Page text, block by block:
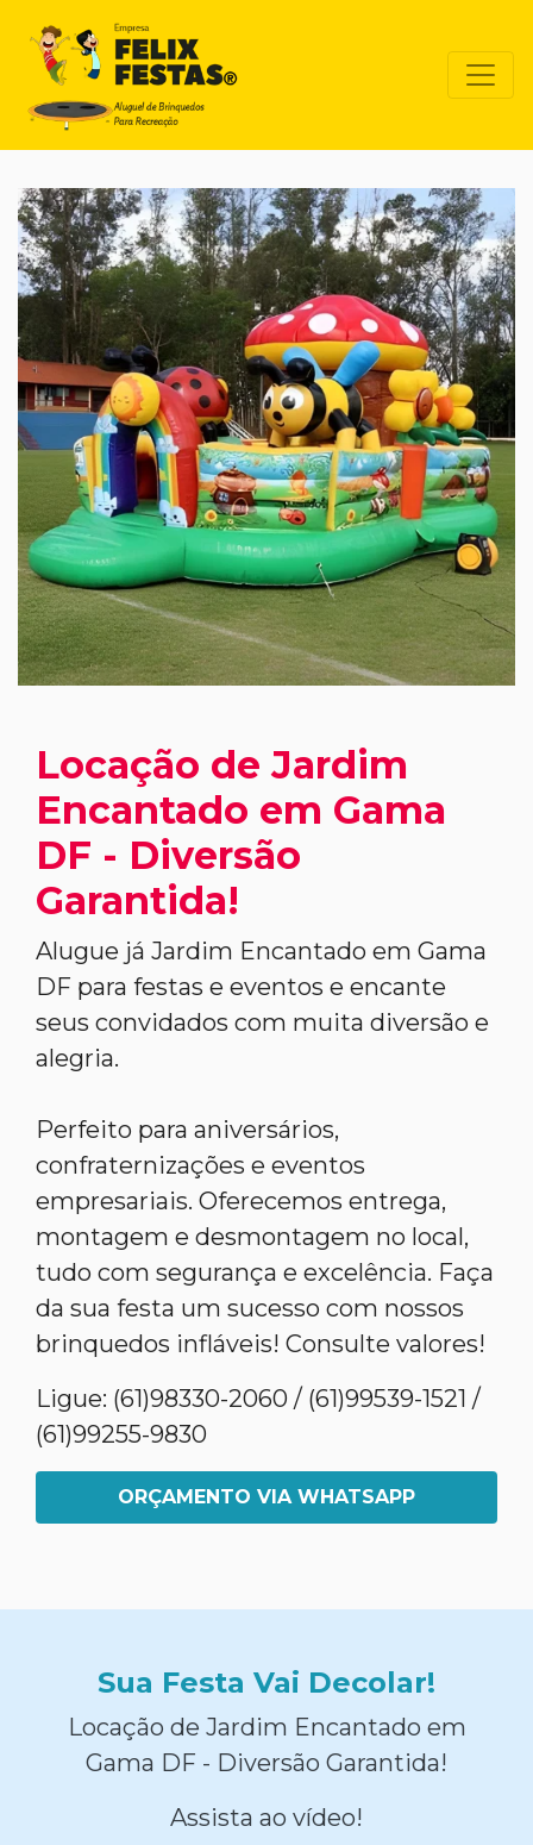
Locação de Jardim
Encantado em Gama
DF - Diversão
Garantida!
Alugue já Jardim Encantado em Gama
DF para festas e eventos e encante
seus convidados com muita diversão e
alegria.
Perfeito para aniversários,
confraternizações e eventos
empresariais. Oferecemos entrega,
montagem e desmontagem no local,
tudo com segurança e excelência. Faça
da sua festa um sucesso com nossos
brinquedos infláveis! Consulte valores!
Ligue: (61)98330-2060 / (61)99539-1521 /
(61)99255-9830
ORÇAMENTO VIA WHATSAPP
Sua Festa Vai Decolar!
Locação de Jardim Encantado em
Gama DF - Diversão Garantida!
Assista ao vídeo!